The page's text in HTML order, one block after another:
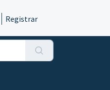
Registrar